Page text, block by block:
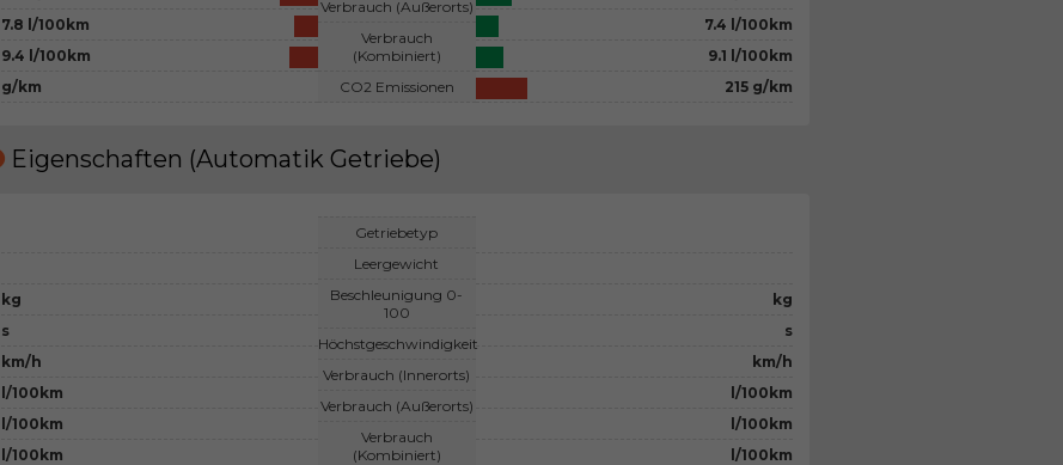
7.8 l/100km
9.4 l/100km
g/km
Verbrauch (Außerorts)
Verbrauch
(Kombiniert)
CO2 Emissionen
7.4 l/100km
9.1 l/100km
215 g/km
Eigenschaften (Automatik Getriebe)
kg
s
km/h
l/100km
l/100km
l/100km
Getriebetyp
Leergewicht
Beschleunigung 0-
100
Höchstgeschwindigkeit
Verbrauch (Innerorts)
Verbrauch (Außerorts)
Verbrauch
(Kombiniert)
kg
s
km/h
l/100km
l/100km
l/100km